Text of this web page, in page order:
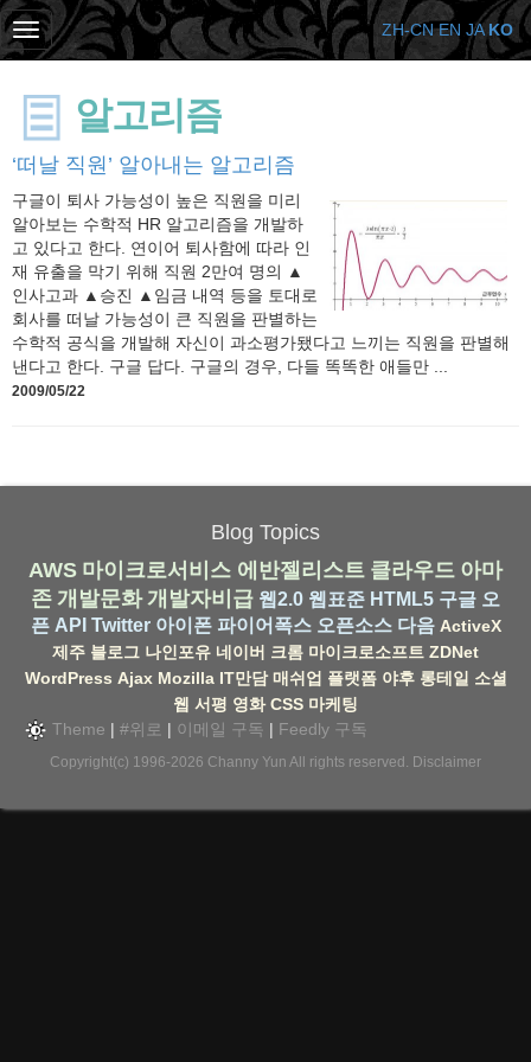
알고리즘
‘떠날 직원’ 알아내는 알고리즘
구글이 퇴사 가능성이 높은 직원을 미리
알아보는 수학적 HR 알고리즘을 개발하
고 있다고 한다. 연이어 퇴사함에 따라 인
재 유출을 막기 위해 직원 2만여 명의 ▲
인사고과 ▲승진 ▲임금 내역 등을 토대로
회사를 떠날 가능성이 큰 직원을 판별하는
수학적 공식을 개발해 자신이 과소평가됐다고 느끼는 직원을 판별해
낸다고 한다. 구글 답다. 구글의 경우, 다들 똑똑한 애들만 ...
2009/05/22
Blog Topics
AWS 마이크로서비스 에반젤리스트 클라우드 아마
존 개발문화 개발자비급 웹2.0 웹표준 HTML5 구글 오
픈 API Twitter 아이폰 파이어폭스 오픈소스 다음 ActiveX
제주 블로그 나인포유 네이버 크롬 마이크로소프트 ZDNet
WordPress Ajax Mozilla IT만담 매쉬업 플랫폼 야후 롱테일 소셜
웹 서평 영화 CSS 마케팅
Theme | #위로 | 이메일 구독 | Feedly 구독
Copyright(c) 1996-2026 Channy Yun All rights reserved. Disclaimer
ZH-CN EN JA KO